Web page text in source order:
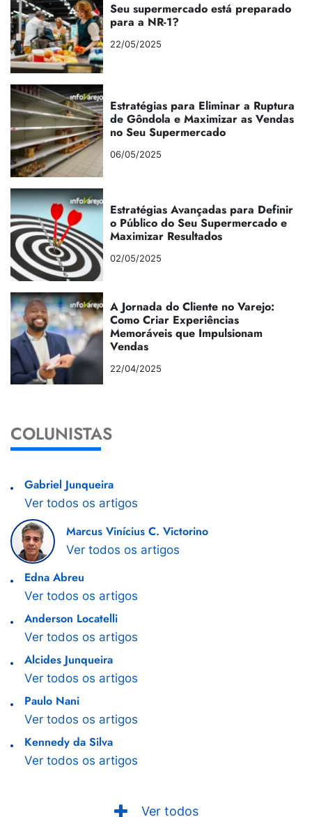
Seu supermercado está preparado
para a NR-1?
22/05/2025
Estratégias para Eliminar a Ruptura
de Gôndola e Maximizar as Vendas
no Seu Supermercado
06/05/2025
Estratégias Avançadas para Definir
o Público do Seu Supermercado e
Maximizar Resultados
02/05/2025
A Jornada do Cliente no Varejo:
Como Criar Experiências
Memoráveis que Impulsionam
Vendas
22/04/2025
COLUNISTAS
Gabriel Junqueira
Ver todos os artigos
Marcus Vinícius C. Victorino
Ver todos os artigos
Edna Abreu
Ver todos os artigos
Anderson Locatelli
Ver todos os artigos
Alcides Junqueira
Ver todos os artigos
Paulo Nani
Ver todos os artigos
Kennedy da Silva
Ver todos os artigos
Ver todos